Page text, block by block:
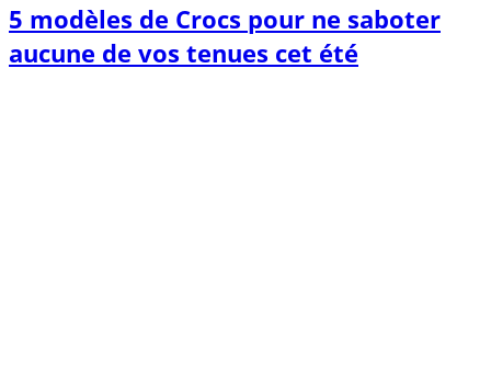
5 modèles de Crocs pour ne saboter
aucune de vos tenues cet été